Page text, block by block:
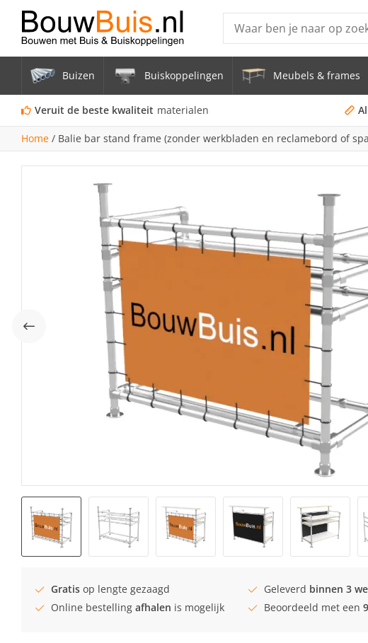
Producten
Steigerbuis onderstel
Vrijstaand
mm
Zwarte steigerbuis staal
Aluminium Buis Ø 21,3
Buizen Buiskoppelingen Meubels & frames
Veruit de beste kwaliteit materialen
Home / Balie bar stand frame (zonder werkbladen en reclamebord of
Gratis op lengte gezaagd Geleverd binnen 3
Online bestelling afhalen is mogelijk Beoordeeld met een